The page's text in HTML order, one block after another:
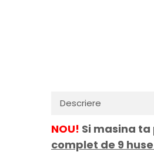
Descriere
NOU! Si masina
complet de 9